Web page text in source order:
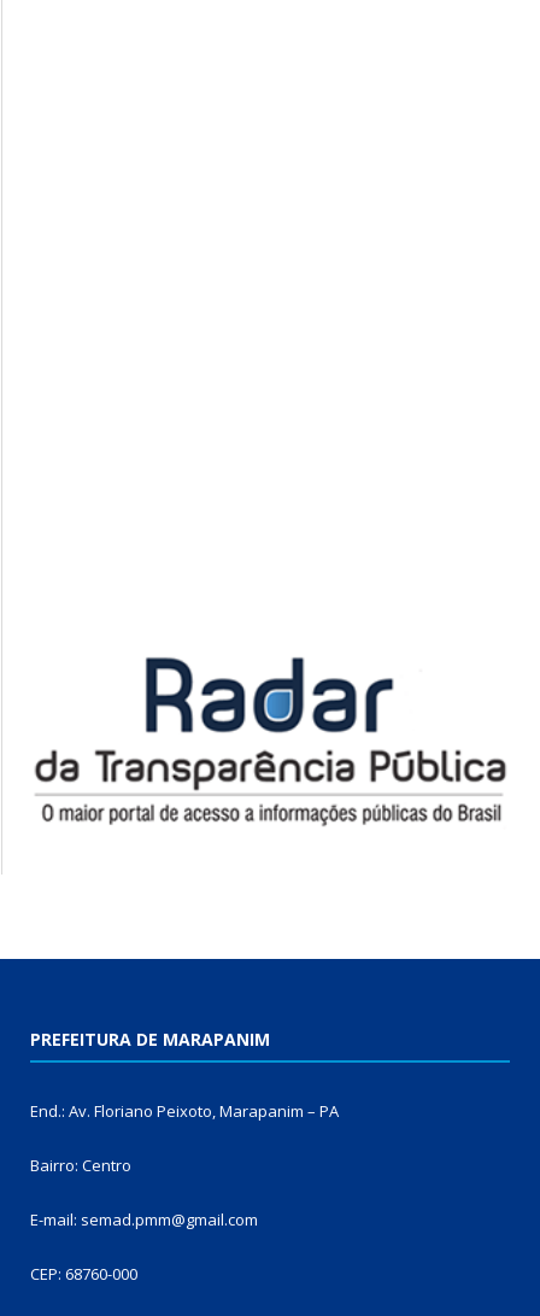
PREFEITURA DE MARAPANIM
End.: Av. Floriano Peixoto, Marapanim – PA
Bairro: Centro
E-mail: semad.pmm@gmail.com
CEP: 68760-000